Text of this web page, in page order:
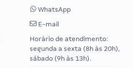
WhatsApp
E-mail
Horário de atendimento:
segunda a sexta (8h às 20h),
sábado (9h às 13h).